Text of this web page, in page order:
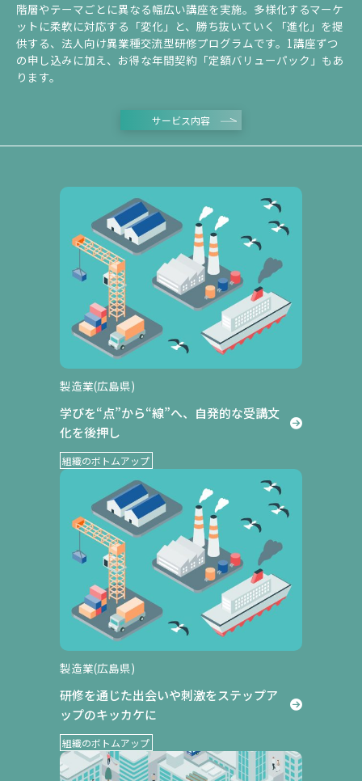
階層やテーマごとに異なる幅広い講座を実施。多様化するマーケ
ットに柔軟に対応する「変化」と、勝ち抜いていく「進化」を提
供する、法人向け異業種交流型研修プログラムです。1講座ずつ
の申し込みに加え、お得な年間契約「定額バリューパック」もあ
ります。
サービス内容
製造業(広島県)
学びを“点”から“線”へ、自発的な受講文
化を後押し
組織のボトムアップ
製造業(広島県)
研修を通じた出会いや刺激をステップア
ップのキッカケに
組織のボトムアップ